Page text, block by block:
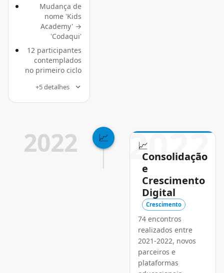
Mudança de
nome 'Kids
Academy' →
'Codaqui'
12 participantes
contemplados
no primeiro ciclo
+5 detalhes
2022 📈 2022
📈
Consolidação
e
Crescimento
Digital
Crescimento
74 encontros
realizados entre
2021-2022, novos
parceiros e
plataformas